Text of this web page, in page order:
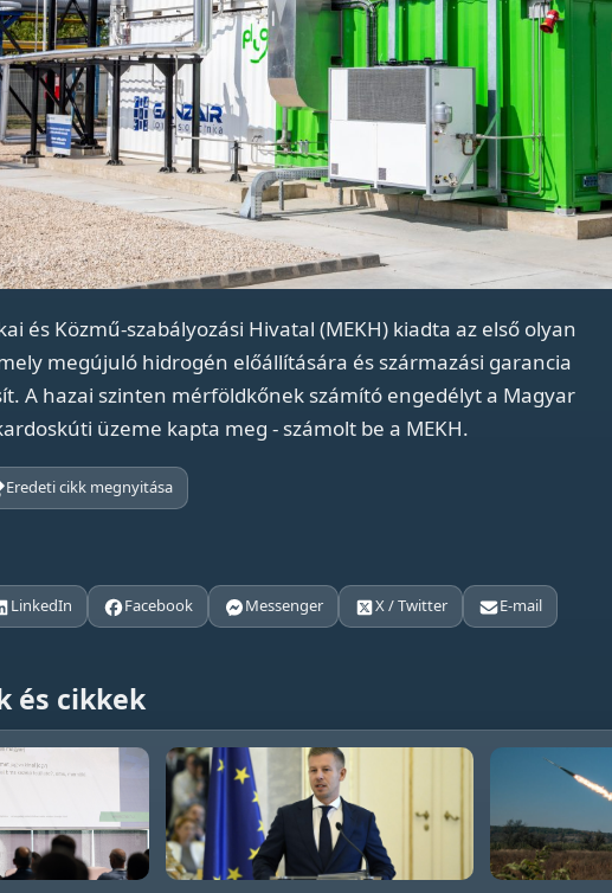
és Közmű-szabályozási Hivatal (MEKH) kiadta az első olyan
megújuló hidrogén előállítására és származási garancia
A hazai szinten mérföldkőnek számító engedélyt a Magyar
üzeme kapta meg - számolt be a MEKH.
Eredeti cikk megnyitása
LinkedIn Facebook Messenger X / Twitter E-mail
és cikkek